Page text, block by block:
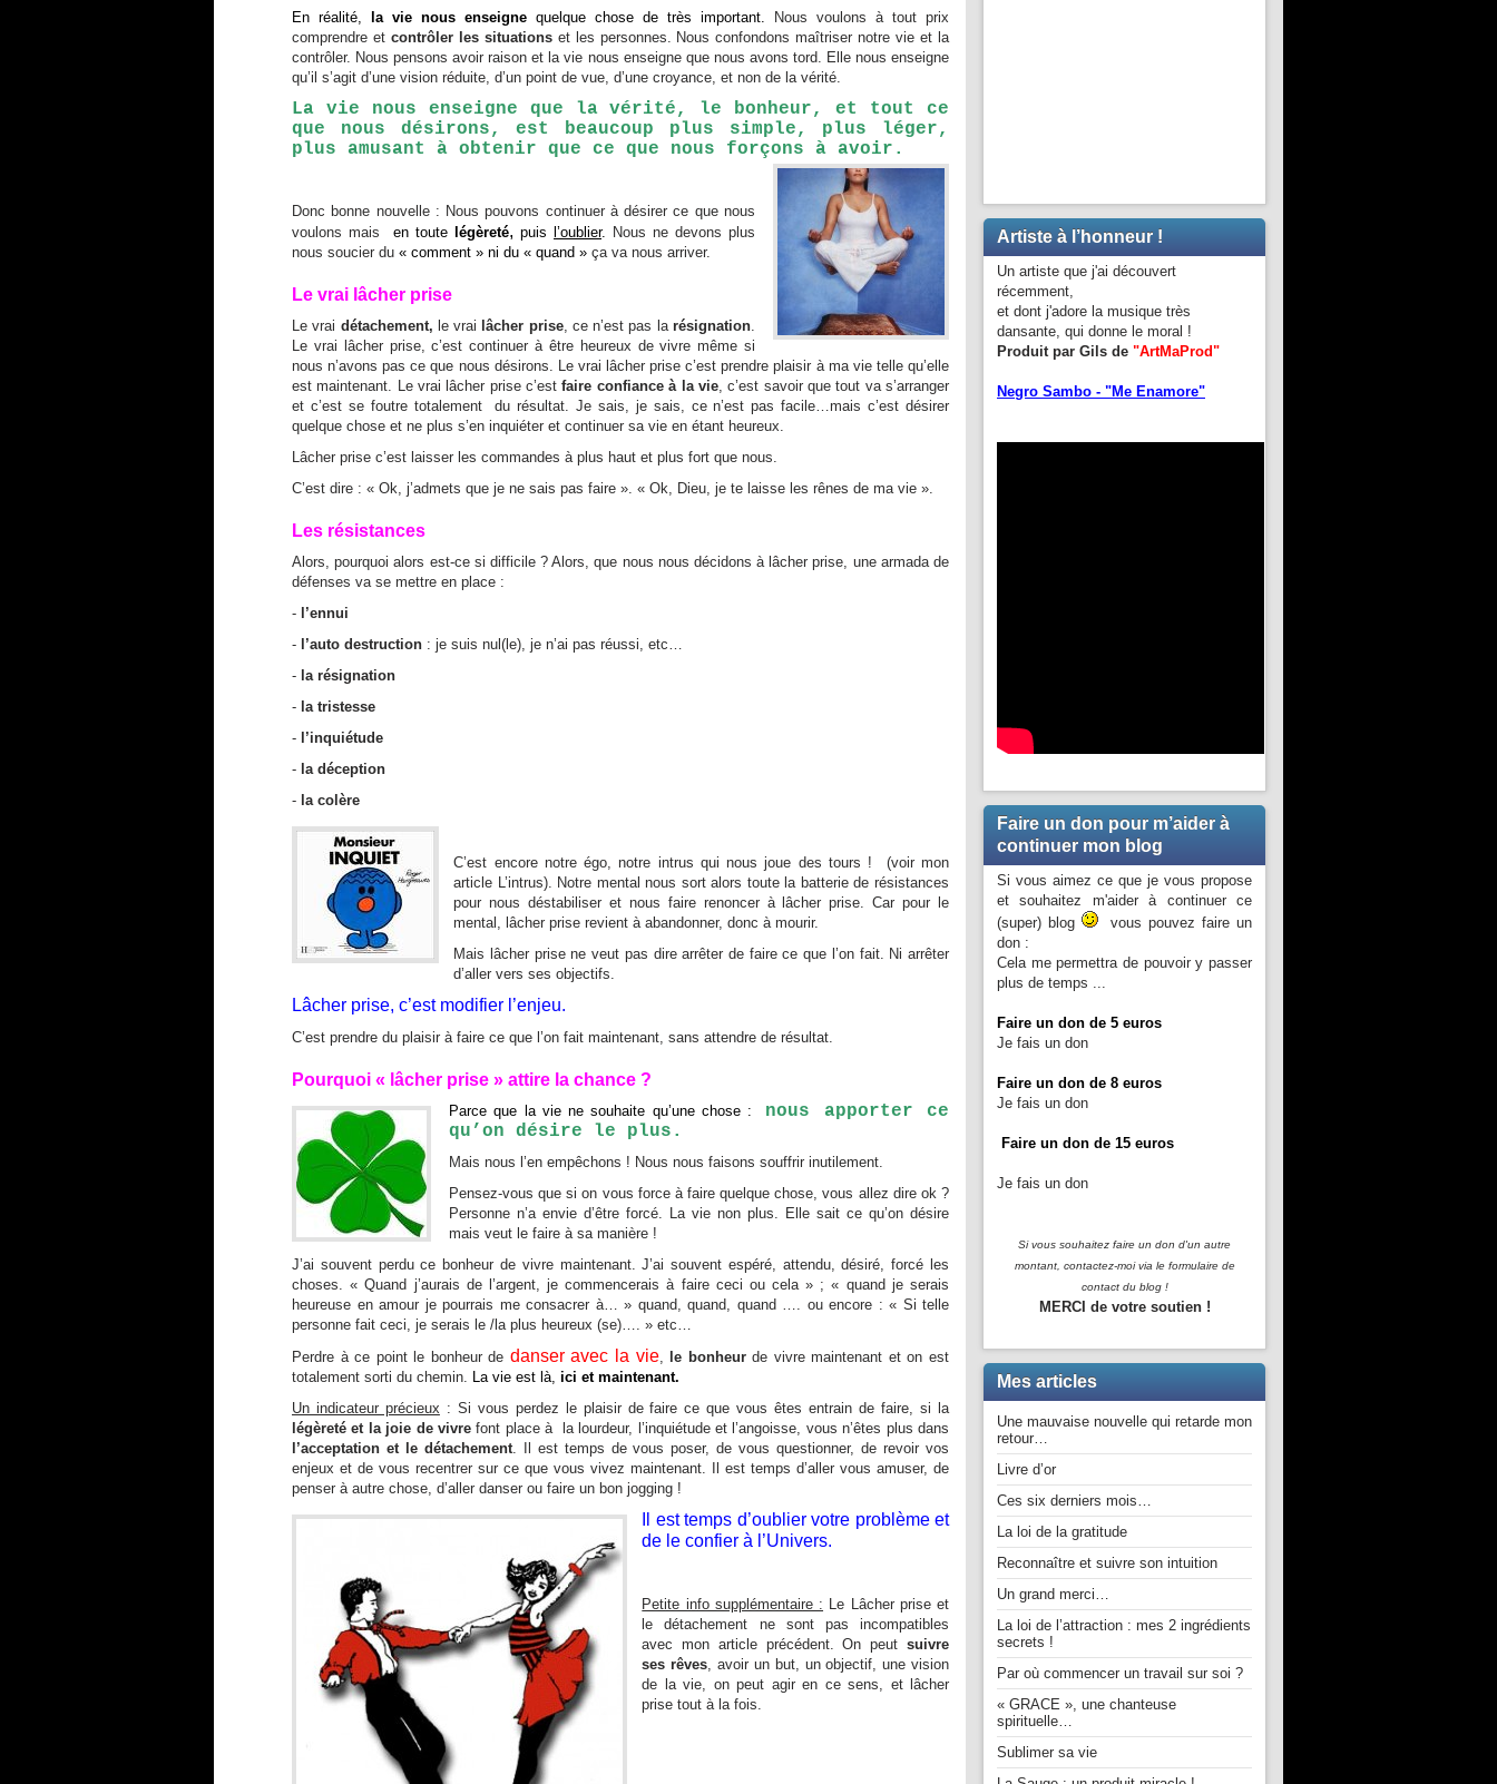
En réalité,
la vie nous enseigne quelque chose de très important. Nous voulons à tout prix
comprendre et contrôler les situationset les personnes. Nous confondons maîtriser notre vie et la
contrôler. Nous pensons avoir raison et la vie nous enseigne que nous avons tord. Elle nous enseigne
qu’il s’agit d’une vision réduite, d’un point de vue, d’une croyance, et non de la vérité.
La vie nous enseigne que la vérité, le bonheur, et tout ce
que nous désirons, est beaucoup plus simple, plus léger,
plus amusant à obtenir que ce que nous forçons à avoir.
Donc bonne nouvelle : Nous pouvons continuer à désirer ce que nous
voulons mais en toute légèreté, puis l’oublier. Nous ne devons plus
nous soucier du « comment » ni du « quand » ça va nous arriver.
Le vrai lâcher prise
Le vrai détachement, le vrai lâcher prise, ce n’est pas larésignation.
Le vrai lâcher prise, c’est continuer à être heureux de vivre même si
nous n’avons pas ce que nous désirons. Le vrai lâcher prise c’est prendre plaisir à ma vie telle qu’elle
est maintenant. Le vrai lâcher prise c’estfaire confiance à la vie, c’est savoir que tout va s’arranger
et c’est se foutre totalement du résultat. Je sais, je sais, ce n’est pas facile…mais c’est désirer
quelque chose et ne plus s’en inquiéter et continuer sa vie en étant heureux.
Lâcher prise c’est laisser les commandes à plus haut et plus fort que nous.
C’est dire : « Ok, j’admets que je ne sais pas faire ». « Ok, Dieu, je te laisse les rênes de ma vie ».
Les résistances
Alors, pourquoi alors est-ce si difficile ? Alors, que nous nous décidons à lâcher prise, une armada de
défenses va se mettre en place :
- l’ennui
- l’auto destruction : je suis nul(le), je n’ai pas réussi, etc…
- la résignation
- la tristesse
- l’inquiétude
- la déception
- la colère
C’est encore notre égo, notre intrus qui nous joue des tours ! (voir mon
article L’intrus). Notre mental nous sort alors toute la batterie de résistances
pour nous déstabiliser et nous faire renoncer à lâcher prise. Car pour le
mental, lâcher prise revient à abandonner, donc à mourir.
Mais lâcher prise ne veut pas dire arrêter de faire ce que l’on fait. Ni arrêter
d’aller vers ses objectifs.
Lâcher prise, c’est modifier l’enjeu.
C’est prendre du plaisir à faire ce que l’on fait maintenant, sans attendre de résultat.
Pourquoi « lâcher prise » attire la chance ?
Parce que la vie ne souhaite qu’une chose :
nous apporter ce
qu’on désire le plus.
Mais nous l’en empêchons ! Nous nous faisons souffrir inutilement.
Pensez-vous que si on vous force à faire quelque chose, vous allez dire ok ?
Personne n’a envie d’être forcé. La vie non plus. Elle sait ce qu’on désire
mais veut le faire à sa manière !
J’ai souvent perdu ce bonheur de vivre maintenant. J’ai souvent espéré, attendu, désiré, forcé les
choses. « Quand j’aurais de l’argent, je commencerais à faire ceci ou cela » ; « quand je serais
heureuse en amour je pourrais me consacrer à… » quand, quand, quand …. ou encore : « Si telle
personne fait ceci, je serais le /la plus heureux (se)…. » etc…
Perdre à ce point le bonheur de danser avec la vie, le bonheurde vivre maintenant et on est
totalement sorti du chemin. La vie est là, ici et maintenant.
Un indicateur précieux : Si vous perdez le plaisir de faire ce que vous êtes entrain de faire, si la
légèreté et la joie de vivrefont place à la lourdeur, l’inquiétude et l’angoisse, vous n’êtes plus dans
l’acceptation et le détachement. Il est temps de vous poser, de vous questionner, de revoir vos
enjeux et de vous recentrer sur ce que vous vivez maintenant. Il est temps d’aller vous amuser, de
penser à autre chose, d’aller danser ou faire un bon jogging !
Il est temps d’oublier votre problème et
de le confier à l’Univers.
Petite info supplémentaire : Le Lâcher prise et
le détachement ne sont pas incompatibles
avec mon article précédent. On peut suivre
ses rêves, avoir un but, un objectif, une vision
de la vie, on peut agir en ce sens, et lâcher
prise tout à la fois.
Artiste à l’honneur !
Un artiste que j'ai découvert
récemment,
et dont j'adore la musique très
dansante, qui donne le moral !
Produit par Gils de "ArtMaProd"
Negro Sambo - "Me Enamore"
Faire un don pour m’aider à
continuer mon blog
Si vous aimez ce que je vous propose
et souhaitez m'aider à continuer ce
(super) blog
vous pouvez faire un
don :
Cela me permettra de pouvoir y passer
plus de temps ...
Faire un don de 5 euros
Je fais un don
Faire un don de 8 euros
Je fais un don
Faire un don de 15 euros
Je fais un don
Si vous souhaitez faire un don d'un autre
montant, contactez-moivia le formulaire de
contact du blog !
MERCI de votre soutien !
Mes articles
Une mauvaise nouvelle qui retarde mon
retour…
Livre d’or
Ces six derniers mois…
La loi de la gratitude
Reconnaître et suivre son intuition
Un grand merci…
La loi de l’attraction : mes 2 ingrédients
secrets !
Par où commencer un travail sur soi ?
« GRACE », une chanteuse
spirituelle…
Sublimer sa vie